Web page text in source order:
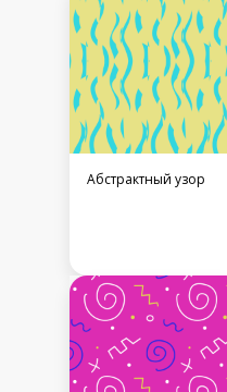
Абстрактный узор